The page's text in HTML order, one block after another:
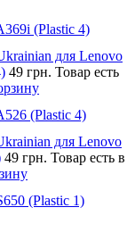
(Plastic 4)
для Lenovo
49 грн. Товар есть
(Plastic 4)
для Lenovo
49 грн. Товар есть в
(Plastic 1)